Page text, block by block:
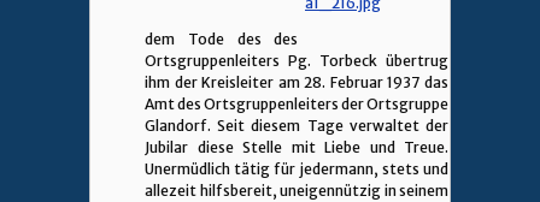
dem Tode des des
Ortsgruppenleiters Pg. Torbeck übertrug
ihm der Kreisleiter am 28. Februar 1937 das
Amt des Ortsgruppenleiters der Ortsgruppe
Glandorf. Seit diesem Tage verwaltet der
Jubilar diese Stelle mit Liebe und Treue.
Unermüdlich tätig für jedermann, stets und
allezeit hilfsbereit, uneigennützig in seinem